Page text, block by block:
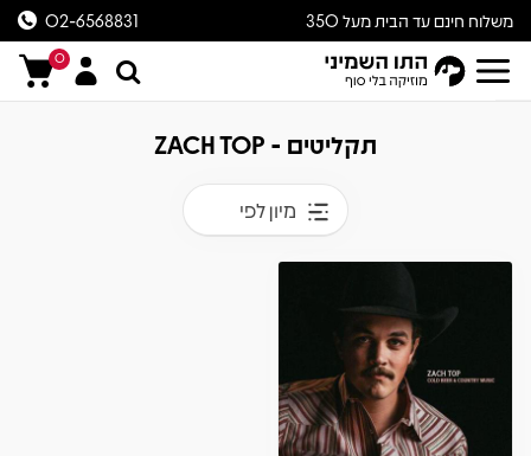
משלוח חינם עד הבית מעל 350
ש״ח
02-6568831
0
תקליטים - ZACH TOP
מיון לפי